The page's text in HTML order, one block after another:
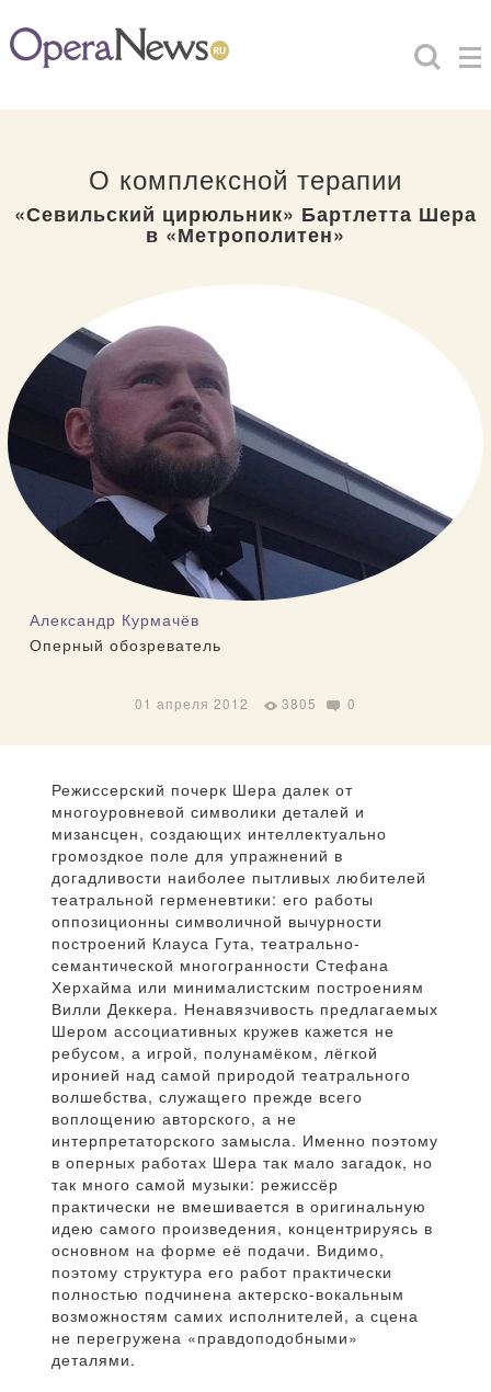
О комплексной терапии
«Севильский цирюльник» Бартлетта Шера
в «Метрополитен»
Александр Курмачёв
Оперный обозреватель
01 апреля 2012 3805 0
Режиссерский почерк Шера далек от
многоуровневой символики деталей и
мизансцен, создающих интеллектуально
громоздкое поле для упражнений в
догадливости наиболее пытливых любителей
театральной герменевтики: его работы
оппозиционны символичной вычурности
построений Клауса Гута, театрально-
семантической многогранности Стефана
Херхайма или минималистским построениям
Вилли Деккера. Ненавязчивость предлагаемых
Шером ассоциативных кружев кажется не
ребусом, а игрой, полунамёком, лёгкой
иронией над самой природой театрального
волшебства, служащего прежде всего
воплощению авторского, а не
интерпретаторского замысла. Именно поэтому
в оперных работах Шера так мало загадок, но
так много самой музыки: режиссёр
практически не вмешивается в оригинальную
идею самого произведения, концентрируясь в
основном на форме её подачи. Видимо,
поэтому структура его работ практически
полностью подчинена актерско-вокальным
возможностям самих исполнителей, а сцена
не перегружена «правдоподобными»
деталями.